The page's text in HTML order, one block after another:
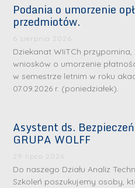
Podania o umorzenie
przedmiotów.
6 sierpnia 2026
Dziekanat WIiTCh przypomina,
wniosków o umorzenie
w semestrze letnim w roku
07.09.2026 r. (poniedziałek).
Asystent ds.
GRUPA WOLFF
29 lipca 2026
Do naszego Działu Analiz
Szkoleń poszukujemy osoby,